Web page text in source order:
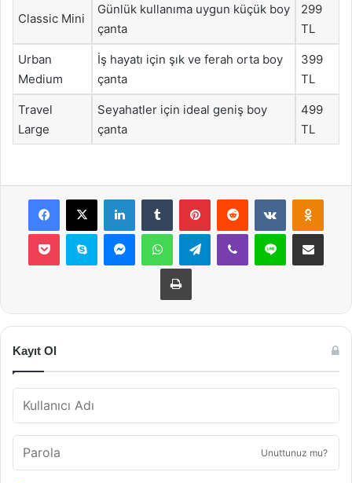
Classic Mini
Günlük kullanıma uygun küçük boy
çanta
299
TL
Urban
Medium
İş hayatı için şık ve ferah orta boy
çanta
399
TL
Travel
Large
Seyahatler için ideal geniş boy
çanta
499
TL
Facebook
X LinkedInTumblr PinterestReddit VKontakte
Pocket Skype MessengerWhatsAppTelegramViber Line E-Posta ile
Yazdır
Kayıt Ol
Unuttunuz mu?